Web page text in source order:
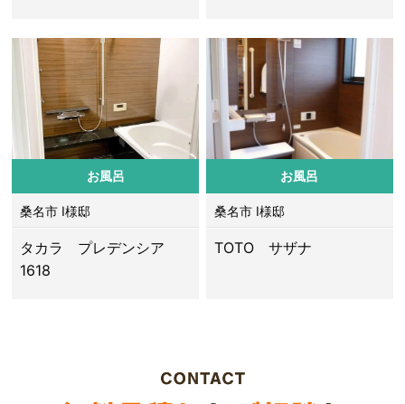
お風呂
桑名市 I様邸
タカラ プレデンシア
1618
お風呂
桑名市 I様邸
TOTO サザナ